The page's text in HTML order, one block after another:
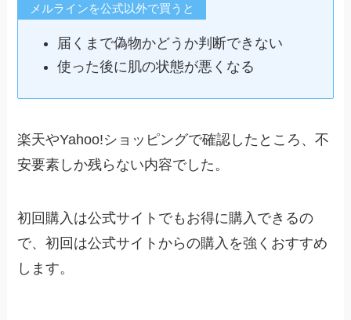
メルラインを公式以外で買うと
届くまで偽物かどうか判断できない
使った後に肌の状態が悪くなる
楽天やYahoo!ショッピングで確認したところ、不
安要素しか残らない内容でした。
初回購入は公式サイトでもお得に購入できるの
で、初回は公式サイトからの購入を強くおすすめ
します。